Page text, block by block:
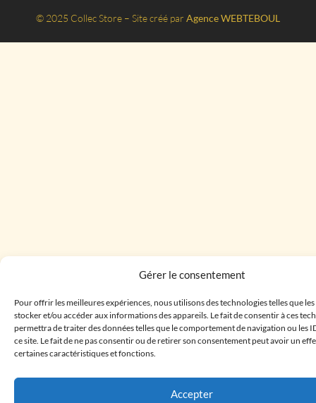
Gérer le consentement
Pour offrir les meilleures expériences, nous utilisons des technologies telles que
stocker et/ou accéder aux informations des appareils. Le fait de consentir à ces
permettra de traiter des données telles que le comportement de navigation ou les
ce site. Le fait de ne pas consentir ou de retirer son consentement peut avoir un
certaines caractéristiques et fonctions.
Accepter
© 2025 Collec Store – Site créé par Agence WEBTEBOUL